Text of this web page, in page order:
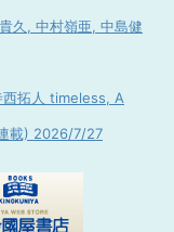
久, 中村嶺亜, 中島健
西拓人 timeless, A
載) 2026/7/27